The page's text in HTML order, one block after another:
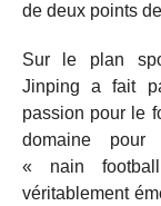
de deux points
Sur le plan
Jinping a fait
passion pour le
domaine
« nain
véritablement